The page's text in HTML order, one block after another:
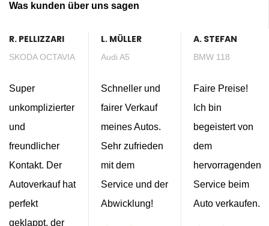
Was kunden über uns sagen
R. PELLIZZARI
SKODA OCTAVIA
Super
unkomplizierter
und
freundlicher
Kontakt. Der
Autoverkauf hat
perfekt
geklappt, der
L. MÜLLER
Audi A5
Schneller und
fairer Verkauf
meines Autos.
Sehr zufrieden
mit dem
Service und der
Abwicklung!
A. STEFAN
BMW 118
Faire Preise!
Ich bin
begeistert von
dem
hervorragenden
Service beim
Auto verkaufen.